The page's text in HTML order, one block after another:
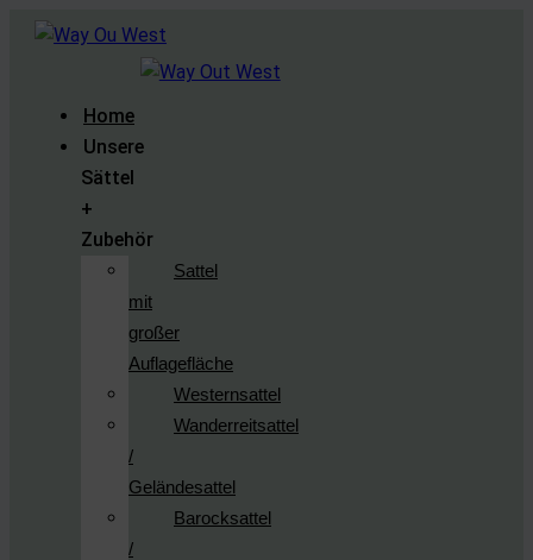
Home
Unsere
Sättel
+
Zubehör
Sattel
mit
großer
Auflagefläche
Westernsattel
Wanderreitsattel
/
Geländesattel
Barocksattel
/